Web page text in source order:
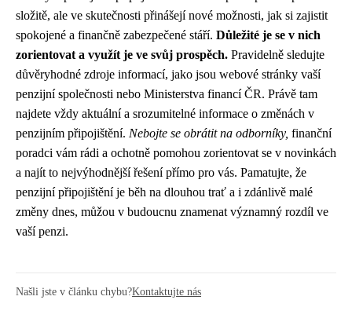
složitě, ale ve skutečnosti přinášejí nové možnosti, jak si zajistit
spokojené a finančně zabezpečené stáří. Důležité je se v nich
zorientovat a využít je ve svůj prospěch. Pravidelně sledujte
důvěryhodné zdroje informací, jako jsou webové stránky vaší
penzijní společnosti nebo Ministerstva financí ČR. Právě tam
najdete vždy aktuální a srozumitelné informace o změnách v
penzijním připojištění. Nebojte se obrátit na odborníky, finanční
poradci vám rádi a ochotně pomohou zorientovat se v novinkách
a najít to nejvýhodnější řešení přímo pro vás. Pamatujte, že
penzijní připojištění je běh na dlouhou trať a i zdánlivě malé
změny dnes, můžou v budoucnu znamenat významný rozdíl ve
vaší penzi.
Našli jste v článku chybu?Kontaktujte nás